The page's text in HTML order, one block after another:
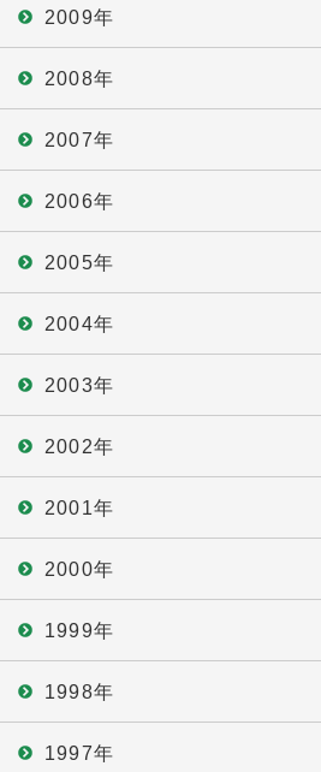
2009年
2008年
2007年
2006年
2005年
2004年
2003年
2002年
2001年
2000年
1999年
1998年
1997年